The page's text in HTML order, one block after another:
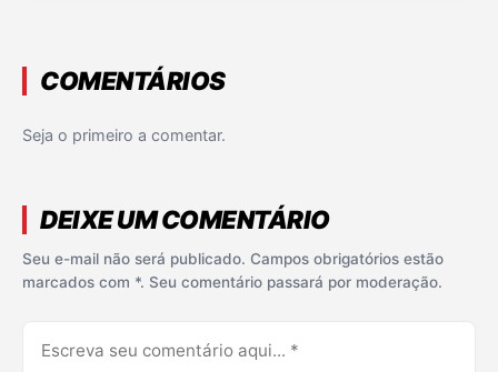
COMENTÁRIOS
Seja o primeiro a comentar.
DEIXE UM COMENTÁRIO
Seu e-mail não será publicado. Campos obrigatórios estão
marcados com *. Seu comentário passará por moderação.